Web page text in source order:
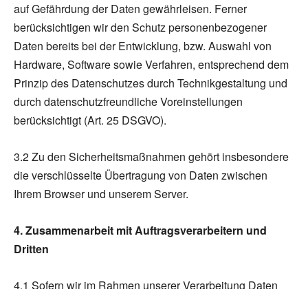
auf Gefährdung der Daten gewährleisen. Ferner
berücksichtigen wir den Schutz personenbezogener
Daten bereits bei der Entwicklung, bzw. Auswahl von
Hardware, Software sowie Verfahren, entsprechend dem
Prinzip des Datenschutzes durch Technikgestaltung und
durch datenschutzfreundliche Voreinstellungen
berücksichtigt (Art. 25 DSGVO).
3.2 Zu den Sicherheitsmaßnahmen gehört insbesondere
die verschlüsselte Übertragung von Daten zwischen
Ihrem Browser und unserem Server.
4. Zusammenarbeit mit Auftragsverarbeitern und
Dritten
4.1 Sofern wir im Rahmen unserer Verarbeitung Daten